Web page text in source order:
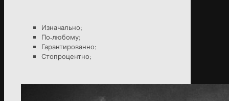
Изначально;
По-любому;
Гарантированно;
Стопроцентно;